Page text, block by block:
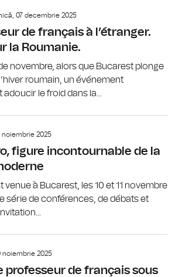
07 decembrie 2025
de français à l’étranger.
la Roumanie.
novembre, alors que Bucarest plonge
roumain, un événement
le froid dans la...
noiembrie 2025
figure incontournable de la
venue à Bucarest, les 10 et 11 novembre
série de conférences, de débats et
noiembrie 2025
professeur de français sous